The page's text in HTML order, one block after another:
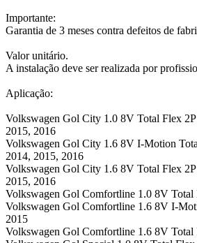
Importante:
Garantia de 3 meses contra defeitos de
Valor unitário.
A instalação deve ser realizada por
Aplicação:
Volkswagen Gol City 1.0 8V Total Flex
2015, 2016
Volkswagen Gol City 1.6 8V I-Motion
2014, 2015, 2016
Volkswagen Gol City 1.6 8V Total Flex
2015, 2016
Volkswagen Gol Comfortline 1.0 8V Total
Volkswagen Gol Comfortline 1.6 8V I-
2015
Volkswagen Gol Comfortline 1.6 8V Total